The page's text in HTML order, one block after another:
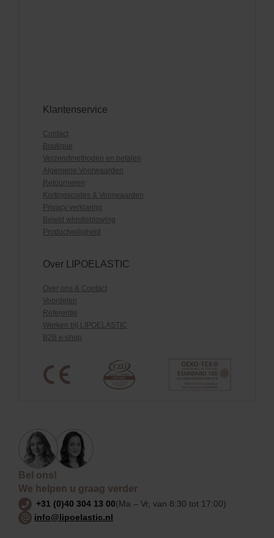
Klantenservice
Contact
Boutique
Verzendmethoden en betalen
Algemene Voorwaarden
Retourneren
Kortingscodes & Voorwaarden
Privacy verklaring
Beleid whistleblowing
Productveiligheid
Over LIPOELASTIC
Over ons & Contact
Voordelen
Referentie
Werken bij LIPOELASTIC
B2B e-shop
Bel ons!
We helpen u graag verder
+31 (0)40 304 13 00(Ma – Vr, van 8:30 tot 17:00)
info@lipoelastic.nl